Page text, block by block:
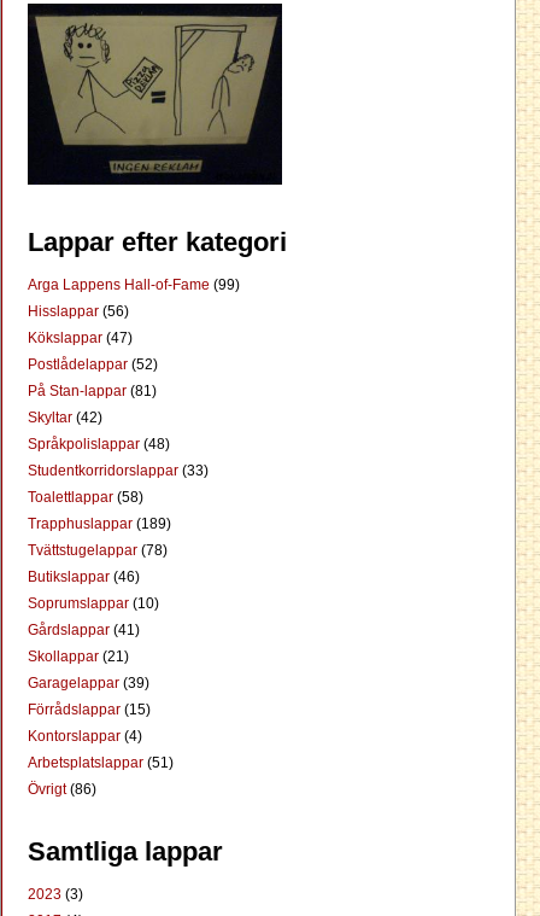
Lappar efter kategori
Arga Lappens Hall-of-Fame (99)
Hisslappar (56)
Kökslappar (47)
Postlådelappar (52)
På Stan-lappar (81)
Skyltar (42)
Språkpolislappar (48)
Studentkorridorslappar (33)
Toalettlappar (58)
Trapphuslappar (189)
Tvättstugelappar (78)
Butikslappar (46)
Soprumslappar (10)
Gårdslappar (41)
Skollappar (21)
Garagelappar (39)
Förrådslappar (15)
Kontorslappar (4)
Arbetsplatslappar (51)
Övrigt(86)
Samtliga lappar
2023 (3)